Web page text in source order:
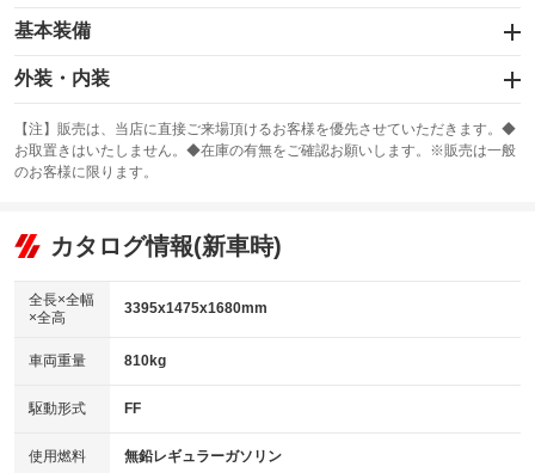
基本装備
エアバッグ：運転席/助手席/サイド
：装備あり
：装備なし
サンルーフ
：装備なし ABS
リフトアップ
：装備なし
：装備なし
パワーウィンドウ
アイドリングストップ
：装備あり
USB入力端子
：装備あり
100V電源
：装備なし
外装・内装
カーナビ：メモリーナビ他
：装備あり
TV：フルセグ
：装備あり
ビジュアル：-／DVD再生
：装備あり
：装備なし
革シート
キーレス
HID(キセノンライト)
：装備なし
バックカメラ
：装備あり
【注】販売は、当店に直接ご来場頂けるお客様を優先させていただきます。◆
お取置きはいたしません。◆在庫の有無をご確認お願いします。※販売は一般
のお客様に限ります。
カタログ情報(新車時)
全長×全幅
×全高
3395x1475x1680mm
車両重量 810kg
駆動形式 FF
使用燃料 無鉛レギュラーガソリン